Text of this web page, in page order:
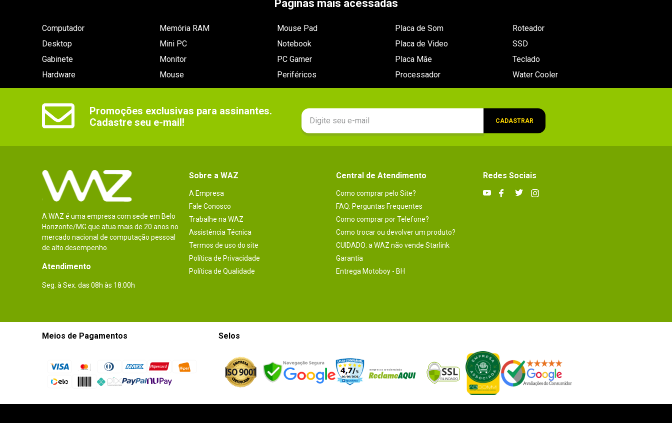
Páginas mais acessadas
Computador
Desktop
Gabinete
Hardware
Memória RAM
Mini PC
Monitor
Mouse
Mouse Pad
Notebook
PC Gamer
Periféricos
Placa de Som
Placa de Video
Placa Mãe
Processador
Roteador
SSD
Teclado
Water Cooler
Promoções exclusivas para assinantes.
Cadastre seu e-mail!
CADASTRAR
A WAZ é uma empresa com sede em Belo
Horizonte/MG que atua mais de 20 anos no
mercado nacional de computação pessoal
de alto desempenho.
Atendimento
Seg. à Sex. das 08h às 18:00h
Sobre a WAZ
A Empresa
Fale Conosco
Trabalhe na WAZ
Assistência Técnica
Termos de uso do site
Política de Privacidade
Política de Qualidade
Central de Atendimento
Como comprar pelo Site?
FAQ: Perguntas Frequentes
Como comprar por Telefone?
Como trocar ou devolver um produto?
CUIDADO: a WAZ não vende Starlink
Garantia
Entrega Motoboy - BH
Redes Sociais
Meios de Pagamentos Selos